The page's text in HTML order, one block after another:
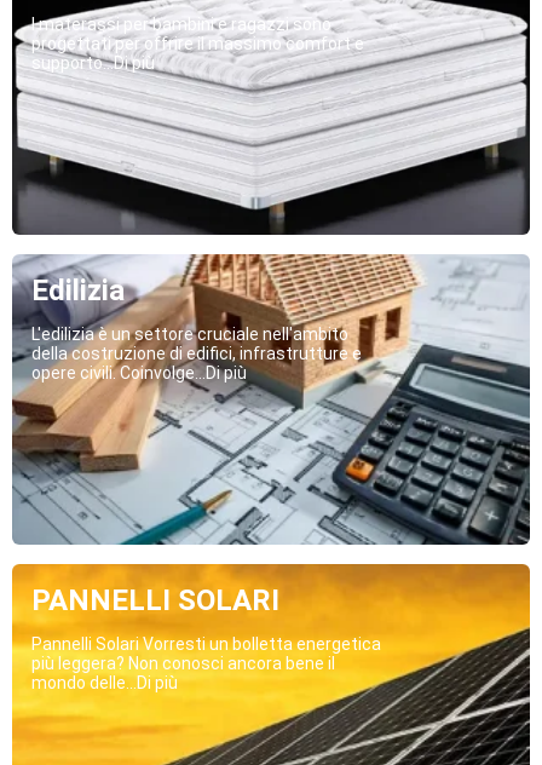
I materassi per bambini e ragazzi sono
progettati per offrire il massimo comfort e
supporto...Di più
Edilizia
L'edilizia è un settore cruciale nell'ambito
della costruzione di edifici, infrastrutture e
opere civili. Coinvolge...Di più
PANNELLI SOLARI
Pannelli Solari Vorresti un bolletta energetica
più leggera? Non conosci ancora bene il
mondo delle...Di più